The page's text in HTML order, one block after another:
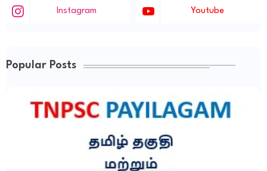
Instagram Youtube
Popular Posts